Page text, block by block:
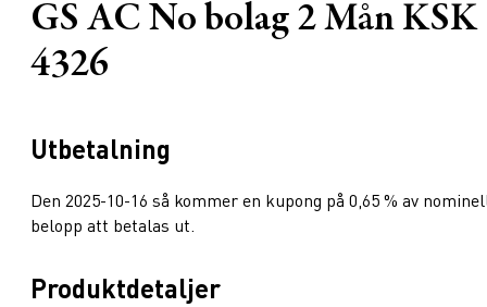
GS AC No bolag 2 Mån KSK
4326
Utbetalning
Den 2025-10-16 så kommer en kupong på 0,65 % av
belopp att betalas ut.
Produktdetaljer